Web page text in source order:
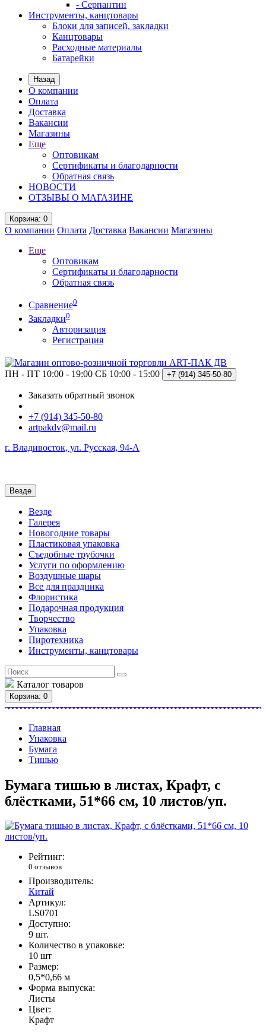
- Серпантин
Инструменты, канцтовары
Блоки для записей, закладки
Канцтовары
Расходные материалы
Батарейки
Назад
О компании
Оплата
Доставка
Вакансии
Магазины
Еще
Оптовикам
Сертификаты и благодарности
Обратная связь
НОВОСТИ
ОТЗЫВЫ О МАГАЗИНЕ
Корзина: 0
О компании Оплата Доставка Вакансии Магазины
Еще
Оптовикам
Сертификаты и благодарности
Обратная связь
Сравнение0
Закладки0
Авторизация
Регистрация
ПН - ПТ 10:00 - 19:00 СБ 10:00 - 15:00 +7 (914) 345-50-80
Заказать обратный звонок
+7 (914) 345-50-80
artpakdv@mail.ru
г. Владивосток, ул. Русская, 94-А
Везде
Везде
Галерея
Новогодние товары
Пластиковая упаковка
Съедобные трубочки
Услуги по оформлению
Воздушные шары
Все для праздника
Флористика
Подарочная продукция
Творчество
Упаковка
Пиротехника
Инструменты, канцтовары
Каталог товаров
Корзина: 0
Главная
Упаковка
Бумага
Тишью
Бумага тишью в листах, Крафт, с
блёстками, 51*66 см, 10 листов/уп.
Рейтинг:
0 отзывов
Производитель:
Китай
Артикул:
LS0701
Доступно:
9 шт.
Количество в упаковке:
10 шт
Размер:
0,5*0,66 м
Форма выпуска:
Листы
Цвет:
Крафт